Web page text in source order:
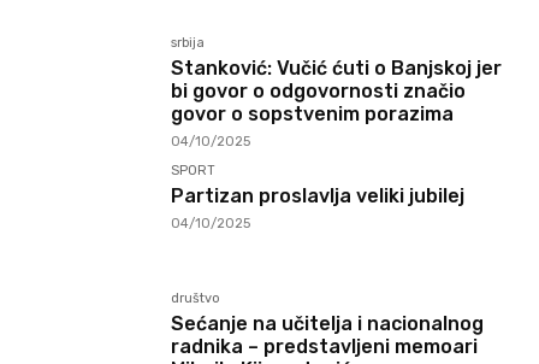
srbija
Stanković: Vučić ćuti o Banjskoj jer
bi govor o odgovornosti značio
govor o sopstvenim porazima
04/10/2025
SPORT
Partizan proslavlja veliki jubilej
04/10/2025
društvo
Sećanje na učitelja i nacionalnog
radnika – predstavljeni memoari